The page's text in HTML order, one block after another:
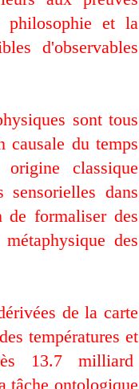
philosophie et la
d'observables
sont tous
du temps
classique
dans
de formaliser des
des
de la carte
températures et
13.7
milliard
tâche ontologique